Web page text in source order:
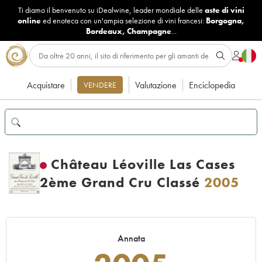
Ti diamo il benvenuto su iDealwine, leader mondiale delle aste di vini
onlineed enoteca con un'ampia selezione di vini francesi: Borgogna,
Bordeaux, Champagne...
Acquistare VENDERE Valutazione Enciclopedia
Château Léoville Las Cases
2ème Grand Cru Classé 2005
Annata